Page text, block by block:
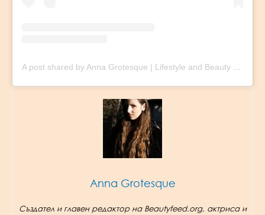
A post shared by Anna Grotesque | Lifestyle and Beauty Blogger (@adventurous.cosmetics)
Anna Grotesque
Създател и главен редактор на Beautyfeed.org, актриса и